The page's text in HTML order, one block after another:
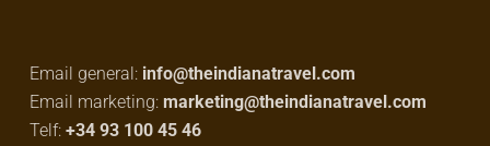
Email general: info@theindianatravel.com
Email marketing: marketing@theindianatravel.com
Telf: +34 93 100 45 46